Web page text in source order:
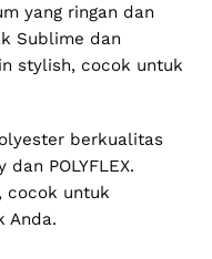
yang ringan dan
Sublime dan
stylish, cocok untuk
berkualitas
POLYFLEX.
cocok untuk
Anda.